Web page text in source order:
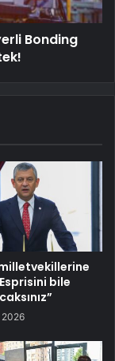
Bonding
bile
2026